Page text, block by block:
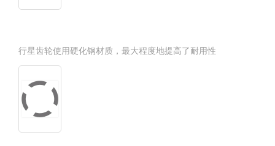
行星齿轮使用硬化钢材质，最大程度地提高了耐用性